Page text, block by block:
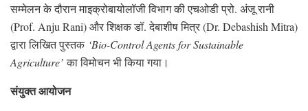
सम्मेलन के दौरान माइक्रोबायोलॉजी विभाग की एचओडी प्रो. अंजू रानी
(Prof. Anju Rani) और शिक्षक डॉ. देबाशीष मित्र (Dr. Debashish Mitra)
द्वारा लिखित पुस्तक ‘Bio-Control Agents for Sustainable
Agriculture’का विमोचन भी किया गया।
संयुक्त आयोजन